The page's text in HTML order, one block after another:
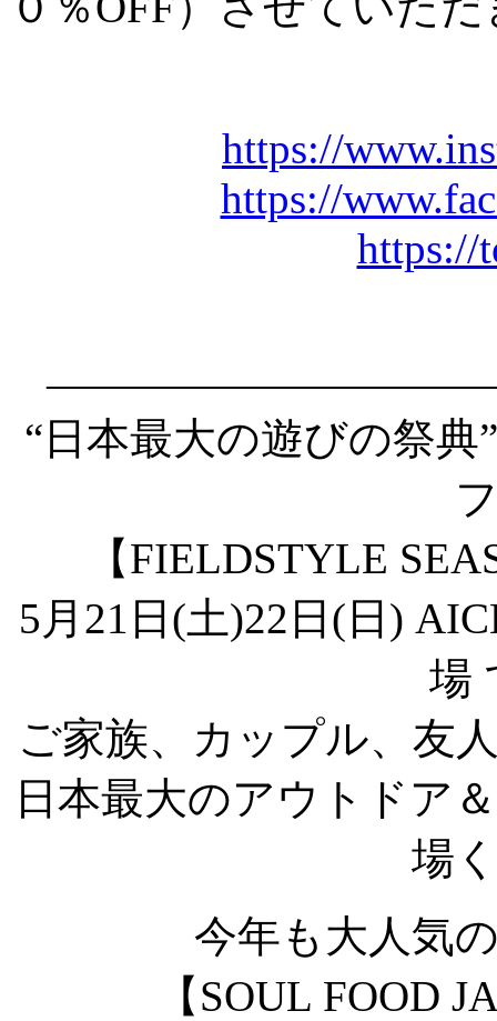
https://
https://
https://
“日本最大の遊びの祭
【FIELDSTYLE
5月21日(土)22日(日)
場
ご家族、カップル、友
日本最大のアウトドア
場
今年も大人気
【SOUL FOOD